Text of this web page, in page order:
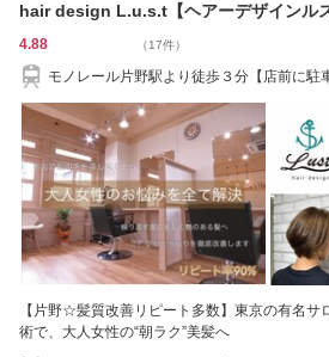
hair design L.u.s.t【ヘアーデザインルス
4.88 （17件）
モノレール片野駅より徒歩３分【店前に駐
【片野☆髪質改善リピート多数】東京の有名サ
術で、大人女性の“朝ラク”美髪へ